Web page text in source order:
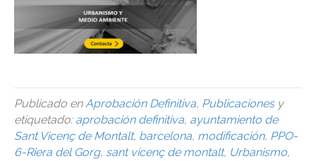
Publicado enAprobación Definitiva, Publicacionesy
etiquetado: aprobación definitiva, ayuntamiento de
Sant Vicenç de Montalt, barcelona, modificación, PPO-
6-Riera del Gorg, sant vicenç de montalt, Urbanismo,